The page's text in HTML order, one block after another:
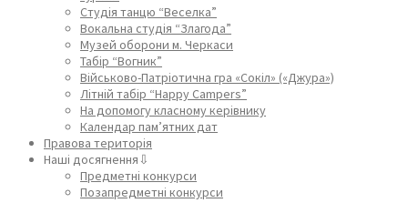
Студія танцю “Веселка”
Вокальна студія “Злагода”
Музей оборони м. Черкаси
Табір “Вогник”
Військово-Патріотична гра «Сокіл» («Джура»)
Літній табір “Happy Campers”
На допомогу класному керівнику
Календар пам’ятних дат
Правова територія
Наші досягнення⇩
Предметні конкурси
Позапредметні конкурси